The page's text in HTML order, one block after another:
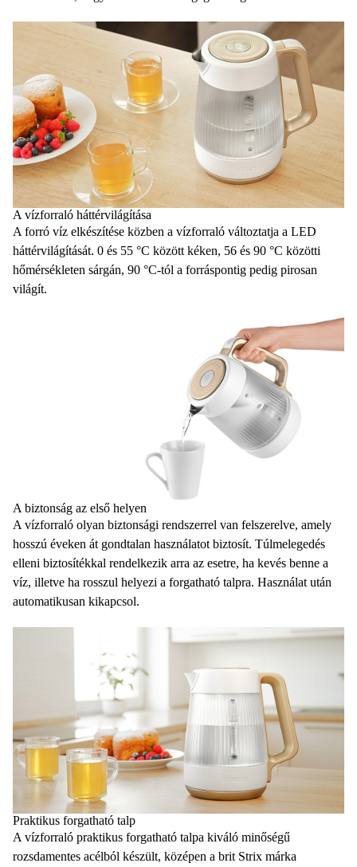
A vízforraló háttérvilágítása
A forró víz elkészítése közben a vízforraló változtatja a LED
háttérvilágítását. 0 és 55 °C között kéken, 56 és 90 °C közötti
hőmérsékleten sárgán, 90 °C-tól a forráspontig pedig pirosan
világít.
A biztonság az első helyen
A vízforraló olyan biztonsági rendszerrel van felszerelve, amely
hosszú éveken át gondtalan használatot biztosít. Túlmelegedés
elleni biztosítékkal rendelkezik arra az esetre, ha kevés benne a
víz, illetve ha rosszul helyezi a forgatható talpra. Használat után
automatikusan kikapcsol.
Praktikus forgatható talp
A vízforraló praktikus forgatható talpa kiváló minőségű
rozsdamentes acélból készült, középen a brit Strix márka